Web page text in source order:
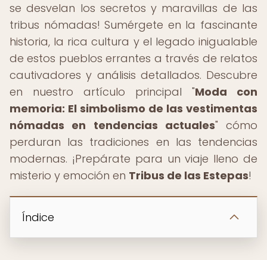
se desvelan los secretos y maravillas de las
tribus nómadas! Sumérgete en la fascinante
historia, la rica cultura y el legado inigualable
de estos pueblos errantes a través de relatos
cautivadores y análisis detallados. Descubre
en nuestro artículo principal "Moda con
memoria: El simbolismo de las vestimentas
nómadas en tendencias actuales" cómo
perduran las tradiciones en las tendencias
modernas. ¡Prepárate para un viaje lleno de
misterio y emoción en Tribus de las Estepas!
Índice